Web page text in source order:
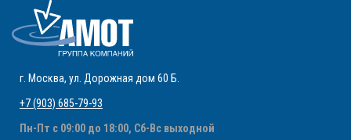
г. Москва, ул. Дорожная дом 60 Б
+7 (903) 685-79-93
Пн-Пт с 09:00 до 18:00, Сб-Вс выходной